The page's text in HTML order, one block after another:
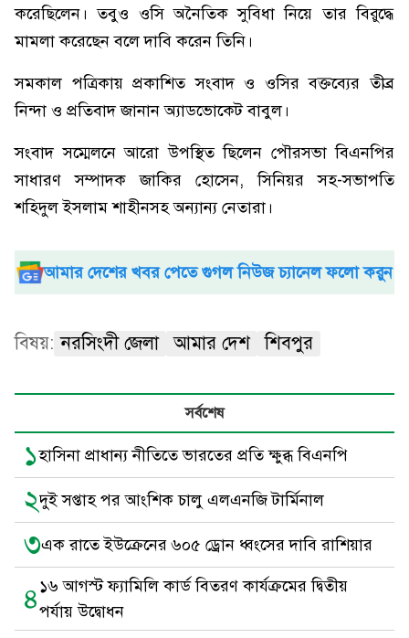
করেছিলেন। তবুও ওসি অনৈতিক সুবিধা নিয়ে তার বিরুদ্ধে
মামলা করেছেন বলে দাবি করেন তিনি।
সমকাল পত্রিকায় প্রকাশিত সংবাদ ও ওসির বক্তব্যের তীব্র
নিন্দা ও প্রতিবাদ জানান অ্যাডভোকেট বাবুল।
সংবাদ সম্মেলনে আরো উপস্থিত ছিলেন পৌরসভা বিএনপির
সাধারণ সম্পাদক জাকির হোসেন, সিনিয়র সহ-সভাপতি
শহিদুল ইসলাম শাহীনসহ অন্যান্য নেতারা।
আমার দেশের খবর পেতে গুগল নিউজ চ্যানেল ফলো করুন
বিষয়: নরসিংদী জেলা আমার দেশ শিবপুর
সর্বশেষ
১হাসিনা প্রাধান্য নীতিতে ভারতের প্রতি ক্ষুব্ধ বিএনপি
২দুই সপ্তাহ পর আংশিক চালু এলএনজি টার্মিনাল
৩এক রাতে ইউক্রেনের ৬০৫ ড্রোন ধ্বংসের দাবি রাশিয়ার
৪১৬ আগস্ট ফ্যামিলি কার্ড বিতরণ কার্যক্রমের দ্বিতীয়
পর্যায় উদ্বোধন